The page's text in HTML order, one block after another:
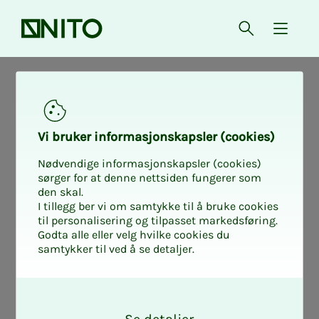
Forsiden Åpne søk
{
NITO i samfunnet
- Nors­­­ke verft ta­­­
per kon­trak­­­ter
for­­­di myn­­­dig­he­­­
Vi bru­­­ker in­­­for­­­ma­­­sjons­­­kaps­­­­­ler (cookies)
Nødvendige informasjonskapsler (cookies)
sørger for at denne nettsiden fungerer som
den skal.
I tillegg ber vi om samtykke til å bruke cookies
til personalisering og tilpasset markedsføring.
Godta alle eller velg hvilke cookies du
samtykker til ved å se detaljer.